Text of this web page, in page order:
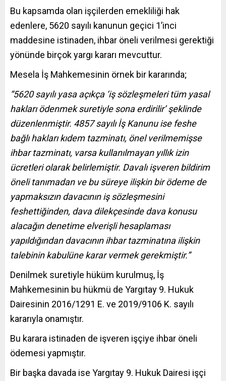
Bu kapsamda olan işçilerden emekliliği hak
edenlere, 5620 sayılı kanunun geçici 1’inci
maddesine istinaden, ihbar öneli verilmesi gerektiği
yönünde birçok yargı kararı mevcuttur.
Mesela İş Mahkemesinin örnek bir kararında;
“5620 sayılı yasa açıkça ‘iş sözleşmeleri tüm yasal
hakları ödenmek suretiyle sona erdirilir’ şeklinde
düzenlenmiştir. 4857 sayılı İş Kanunu ise feshe
bağlı hakları kıdem tazminatı, önel verilmemişse
ihbar tazminatı, varsa kullanılmayan yıllık izin
ücretleri olarak belirlemiştir. Davalı işveren bildirim
öneli tanımadan ve bu süreye ilişkin bir ödeme de
yapmaksızın davacının iş sözleşmesini
feshettiğinden, dava dilekçesinde dava konusu
alacağın denetime elverişli hesaplaması
yapıldığından davacının ihbar tazminatına ilişkin
talebinin kabulüne karar vermek gerekmiştir.”
Denilmek suretiyle hüküm kurulmuş, İş
Mahkemesinin bu hükmü de Yargıtay 9. Hukuk
Dairesinin 2016/1291 E. ve 2019/9106 K. sayılı
kararıyla onamıştır.
Bu karara istinaden de işveren işçiye ihbar öneli
ödemesi yapmıştır.
Bir başka davada ise Yargıtay 9. Hukuk Dairesi işçi